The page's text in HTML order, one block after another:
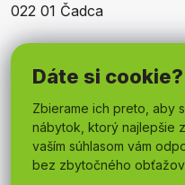
Dáte si cookie?
Zbierame ich preto, aby
nábytok, ktorý najlepšie
vaším súhlasom vám
bez zbytočného
022 01 Čadca
Nakupovanie
Pre zákazníkov